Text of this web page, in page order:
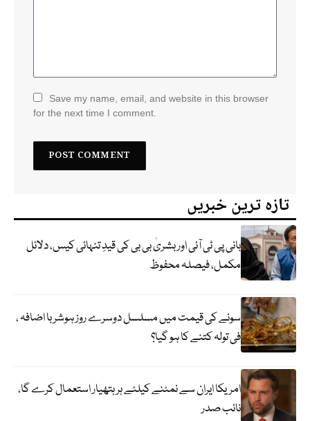
Save my name, email, and website in this browser
for the next time I comment.
تازہ ترین خبریں
بانی پی ٹی آئی اور بشریٰ بی بی کی قیدِ تنہائی کیس، دلائل
مکمل، فیصلہ محفوظ
سونے کی قیمت میں مسلسل دوسرے روز ہوشربا اضافہ ،
فی تولہ کتنے کا ہو گیا؟
امریکا ایران سے نمٹنے کیلئے ہر ہتھیار استعمال کرے گا،
نائب صدر